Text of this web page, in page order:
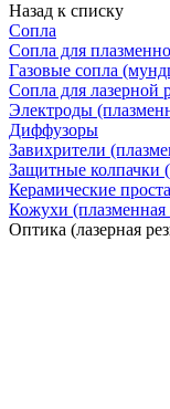
Назад к списку
Сопла
Сопла для
Газовые сопла
Сопла для лазерной
Электроды
Диффузоры
Завихрители
Защитные колпачки
Керамические
Кожухи (плазменная
Оптика (лазерная